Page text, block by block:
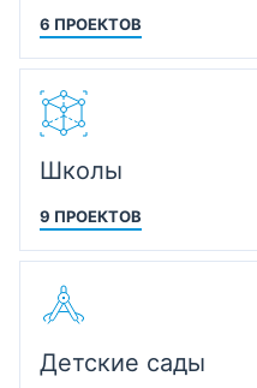
6 ПРОЕКТОВ
Школы
9 ПРОЕКТОВ
Детские сады